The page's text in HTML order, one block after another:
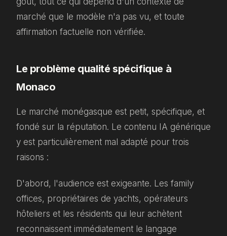
marché que le modèle n'a pas vu, et toute
affirmation factuelle non vérifiée.
Le problème qualité spécifique à
Monaco
Le marché monégasque est petit, spécifique, et
fondé sur la réputation. Le contenu IA générique
y est particulièrement mal adapté pour trois
raisons :
D'abord, l'audience est exigeante. Les family
offices, propriétaires de yachts, opérateurs
hôteliers et les résidents qui leur achètent
reconnaissent immédiatement le langage